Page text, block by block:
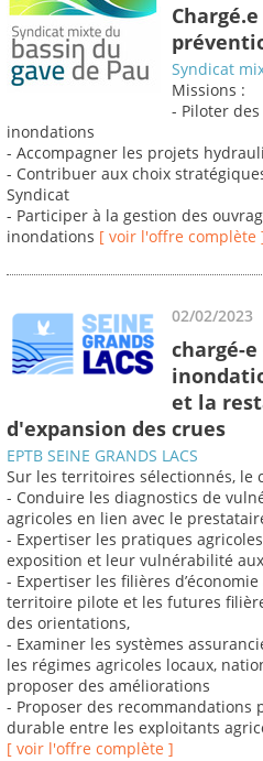
Syndicat
Missions :
- Piloter
inondations
- Accompagner les projets
- Contribuer aux choix
Syndicat
- Participer à la gestion des
inondations [ voir l'offre complète
02/02/2023
chargé-
et la
d'expansion des crues
EPTB SEINE GRANDS LACS
Sur les territoires sélectionnés, le
- Conduire les diagnostics de
agricoles en lien avec le
- Expertiser les pratiques
exposition et leur vulnérabilité
- Expertiser les filières
territoire pilote et les futures
des orientations,
- Examiner les systèmes
les régimes agricoles locaux,
proposer des améliorations
- Proposer des
durable entre les exploitants
[ voir l'offre complète ]